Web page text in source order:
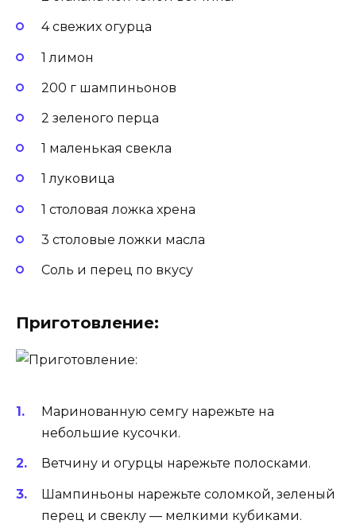
4 свежих огурца
1 лимон
200 г шампиньонов
2 зеленого перца
1 маленькая свекла
1 луковица
1 столовая ложка хрена
3 столовые ложки масла
Соль и перец по вкусу
Приготовление:
Маринованную семгу нарежьте на
небольшие кусочки.
Ветчину и огурцы нарежьте полосками.
Шампиньоны нарежьте соломкой, зеленый
перец и свеклу — мелкими кубиками.